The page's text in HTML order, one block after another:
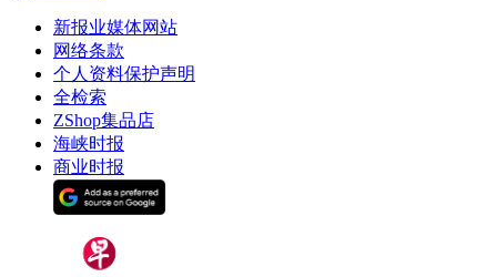
新报业媒体网站
网络条款
个人资料保护声明
全检索
ZShop集品店
海峡时报
商业时报